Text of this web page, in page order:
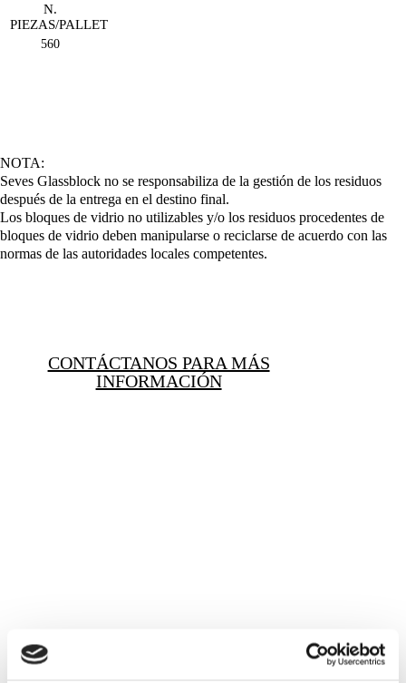
N.
PIEZAS/PALLET
560
NOTA:
Seves Glassblock no se responsabiliza de la gestión de los residuos
después de la entrega en el destino final.
Los bloques de vidrio no utilizables y/o los residuos procedentes de
bloques de vidrio deben manipularse o reciclarse de acuerdo con las
normas de las autoridades locales competentes.
CONTÁCTANOS PARA MÁS
INFORMACIÓN